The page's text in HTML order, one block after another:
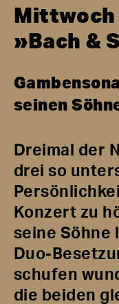
Mittwoch
»Bach &
seinen
Dreimal der
drei so
Konzert zu
seine Söhne
Duo-
schufen
die beiden